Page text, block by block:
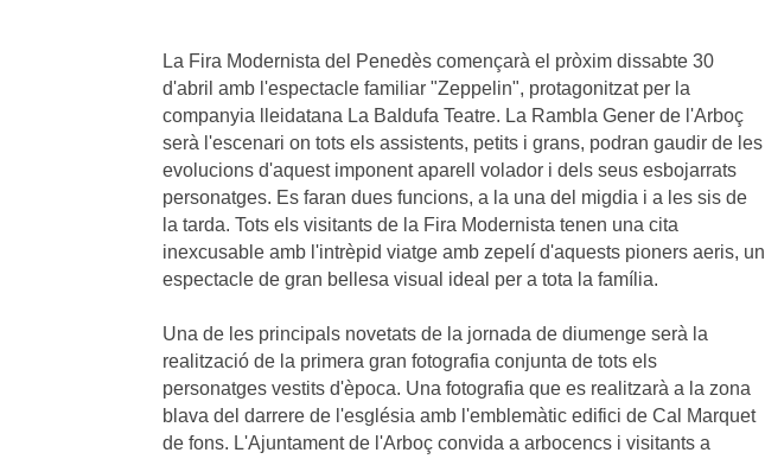
La Fira Modernista del Penedès començarà el pròxim dissabte 30
d'abril amb l'espectacle familiar "Zeppelin", protagonitzat per la
companyia lleidatana La Baldufa Teatre. La Rambla Gener de l'Arboç
serà l'escenari on tots els assistents, petits i grans, podran gaudir de les
evolucions d'aquest imponent aparell volador i dels seus esbojarrats
personatges. Es faran dues funcions, a la una del migdia i a les sis de
la tarda. Tots els visitants de la Fira Modernista tenen una cita
inexcusable amb l'intrèpid viatge amb zepelí d'aquests pioners aeris, un
espectacle de gran bellesa visual ideal per a tota la família.
Una de les principals novetats de la jornada de diumenge serà la
realització de la primera gran fotografia conjunta de tots els
personatges vestits d'època. Una fotografia que es realitzarà a la zona
blava del darrere de l'església amb l'emblemàtic edifici de Cal Marquet
de fons. L'Ajuntament de l'Arboç convida a arbocencs i visitants a